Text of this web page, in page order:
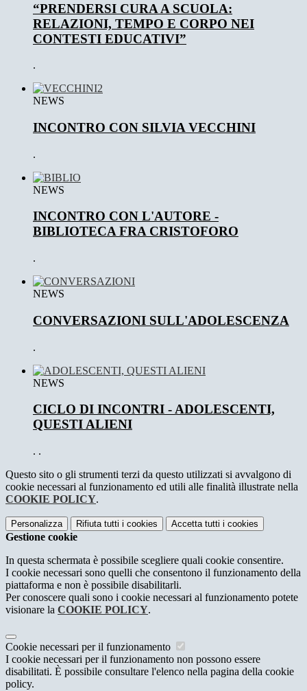
“PRENDERSI CURA A SCUOLA:
RELAZIONI, TEMPO E CORPO NEI
CONTESTI EDUCATIVI”
.
NEWS
INCONTRO CON SILVIA VECCHINI
.
NEWS
INCONTRO CON L'AUTORE -
BIBLIOTECA FRA CRISTOFORO
.
NEWS
CONVERSAZIONI SULL'ADOLESCENZA
.
NEWS
CICLO DI INCONTRI - ADOLESCENTI,
QUESTI ALIENI
. .
Questo sito o gli strumenti terzi da questo utilizzati si avvalgono di
cookie necessari al funzionamento ed utili alle finalità illustrate nella
COOKIE POLICY.
Personalizza Rifiuta tutti i cookies Accetta tutti i cookies
Gestione cookie
In questa schermata è possibile scegliere quali cookie consentire.
I cookie necessari sono quelli che consentono il funzionamento della
piattaforma e non è possibile disabilitarli.
Per conoscere quali sono i cookie necessari al funzionamento potete
visionare la COOKIE POLICY.
Cookie necessari per il funzionamento
I cookie necessari per il funzionamento non possono essere
disabilitati. È possibile consultare l'elenco nella pagina della cookie
policy.